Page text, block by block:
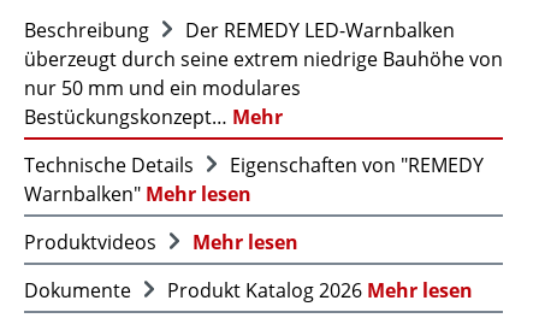
Beschreibung
Der REMEDY LED-Warnbalken
überzeugt durch seine extrem niedrige Bauhöhe von
nur 50 mm und ein modulares
Bestückungskonzept… Mehr
Technische Details
Eigenschaften von "REMEDY
Warnbalken" Mehr lesen
Produktvideos
Mehr lesen
Dokumente
Produkt Katalog 2026 Mehr lesen